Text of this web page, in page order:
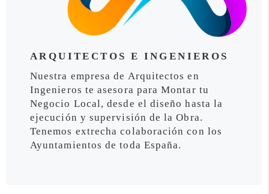
ARQUITECTOS E INGENIEROS
Nuestra empresa de Arquitectos en
Ingenieros te asesora para Montar tu
Negocio Local, desde el diseño hasta la
ejecución y supervisión de la Obra.
Tenemos extrecha colaboración con los
Ayuntamientos de toda España.